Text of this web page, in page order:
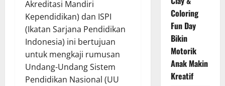
Akreditasi Mandiri
Kependidikan) dan ISPI
(Ikatan Sarjana Pendidikan
Indonesia) ini bertujuan
untuk mengkaji rumusan
Undang-Undang Sistem
Pendidikan Nasional (UU
Coloring
Fun Day
Bikin
Motorik
Anak Makin
Kreatif